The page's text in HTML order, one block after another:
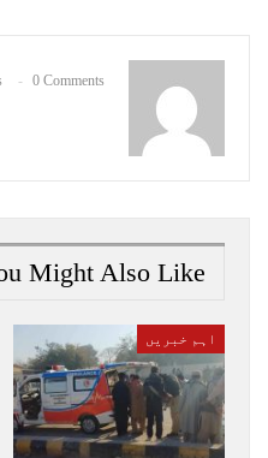
0 Comments
Might Also Like
اہم خبریں